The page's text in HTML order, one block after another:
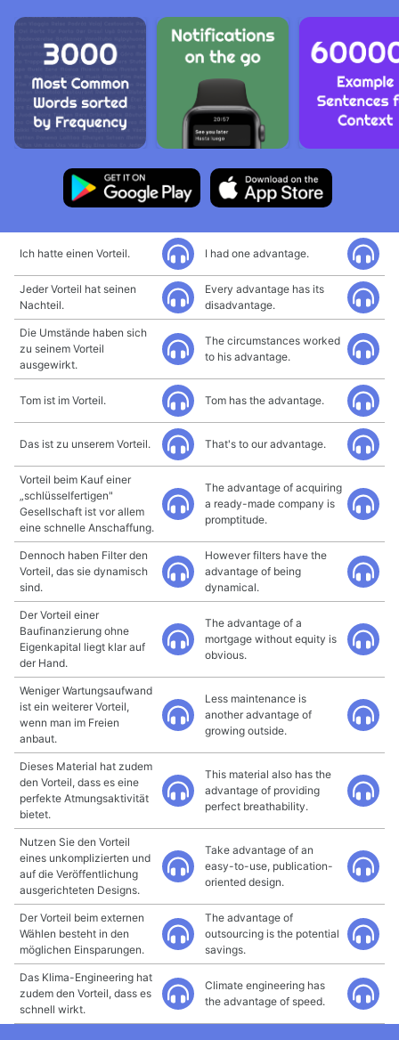
Ich hatte einen Vorteil. I had one advantage.
Jeder Vorteil hat seinen
Nachteil.
Every advantage has its
disadvantage.
Die Umstände haben sich
zu seinem Vorteil
ausgewirkt.
The circumstances worked
to his advantage.
Tom ist im Vorteil. Tom has the advantage.
Das ist zu unserem Vorteil. That's to our advantage.
Vorteil beim Kauf einer
„schlüsselfertigen"
Gesellschaft ist vor allem
eine schnelle Anschaffung.
The advantage of acquiring
a ready-made company is
promptitude.
Dennoch haben Filter den
Vorteil, das sie dynamisch
sind.
However filters have the
advantage of being
dynamical.
Der Vorteil einer
Baufinanzierung ohne
Eigenkapital liegt klar auf
der Hand.
The advantage of a
mortgage without equity is
obvious.
Weniger Wartungsaufwand
ist ein weiterer Vorteil,
wenn man im Freien
anbaut.
Less maintenance is
another advantage of
growing outside.
Dieses Material hat zudem
den Vorteil, dass es eine
perfekte Atmungsaktivität
bietet.
This material also has the
advantage of providing
perfect breathability.
Nutzen Sie den Vorteil
eines unkomplizierten und
auf die Veröffentlichung
ausgerichteten Designs.
Take advantage of an
easy-to-use, publication-
oriented design.
Der Vorteil beim externen
Wählen besteht in den
möglichen Einsparungen.
The advantage of
outsourcing is the potential
savings.
Das Klima-Engineering hat
zudem den Vorteil, dass es
schnell wirkt.
Climate engineering has
the advantage of speed.